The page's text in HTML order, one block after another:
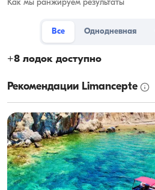
Как мы ранжируем результаты
Все Однодневная
+8 лодок доступно
Рекомендации Limancepte